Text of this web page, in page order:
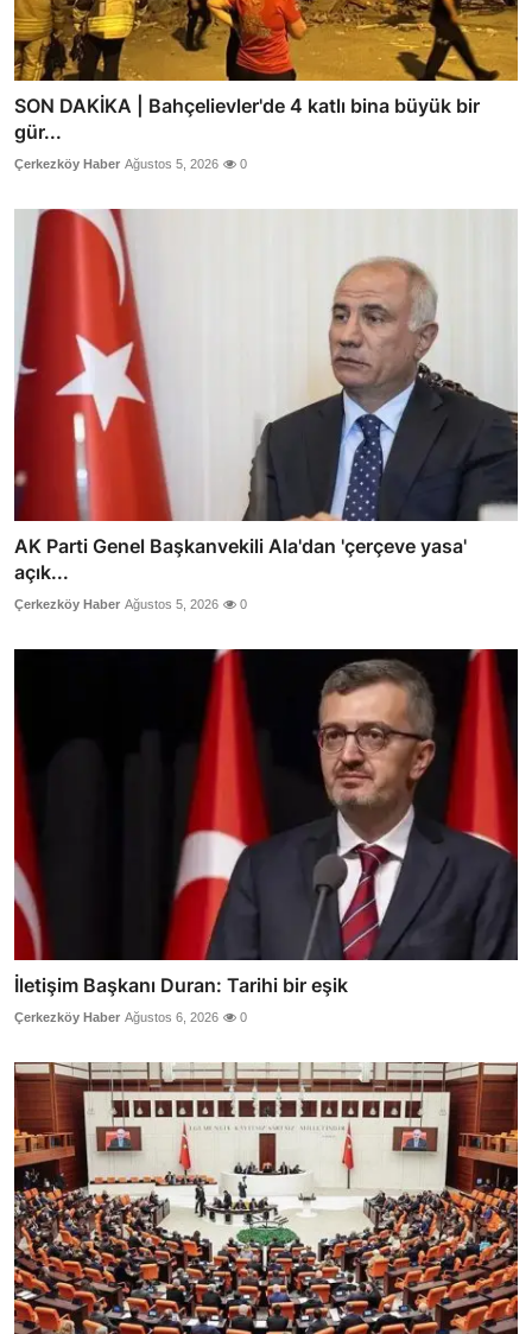
SON DAKİKA | Bahçelievler'de 4 katlı bina büyük bir
gür...
Çerkezköy Haber Ağustos 5, 2026 0
AK Parti Genel Başkanvekili Ala'dan 'çerçeve yasa'
açık...
Çerkezköy Haber Ağustos 5, 2026 0
İletişim Başkanı Duran: Tarihi bir eşik
Çerkezköy Haber Ağustos 6, 2026 0